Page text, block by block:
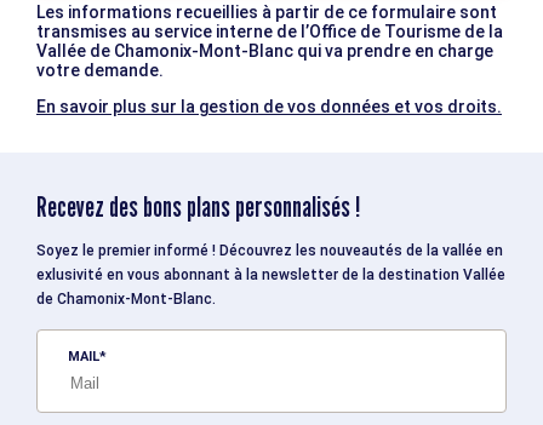
Les informations recueillies à partir de ce formulaire sont
transmises au service interne de l’Office de Tourisme de la
Vallée de Chamonix-Mont-Blanc qui va prendre en charge
votre demande.
En savoir plus sur la gestion de vos données et vos droits.
Recevez des bons plans personnalisés !
Soyez le premier informé ! Découvrez les nouveautés de la vallée en
exlusivité en vous abonnant à la newsletter de la destination Vallée
de Chamonix-Mont-Blanc.
MAIL